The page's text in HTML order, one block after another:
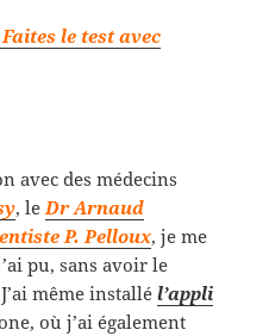
le test avec
avec des médecins
, le Dr Arnaud
P. Pelloux, je me
pu, sans avoir le
même installél’appli
où j’ai également